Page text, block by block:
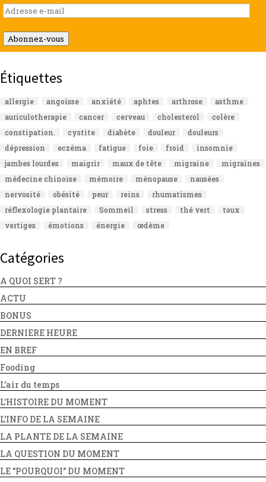
Adresse
e-
mail
Abonnez-vous
Étiquettes
allergie angoisse anxiété aphtes arthrose
asthme
auriculotherapie
cancer cerveau cholesterol
colère
constipation.
cystite diabète douleur
douleurs
dépression
eczéma fatigue foie froid
insomnie
jambes lourdes
maigrir maux de tête migraine
migraines
médecine chinoise
mémoire ménopause
nausées
nervosité
obésité peur reins
rhumatismes
réflexologie plantaire
Sommeil stress thé vert
toux
vertiges
émotions énergie œdème
Catégories
A QUOI SERT ?
ACTU
BONUS
DERNIERE HEURE
EN BREF
Fooding
L'air du temps
L'HISTOIRE DU MOMENT
L'INFO DE LA SEMAINE
LA PLANTE DE LA SEMAINE
LA QUESTION DU MOMENT
LE "POURQUOI" DU MOMENT